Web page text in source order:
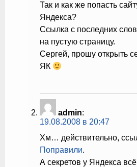
Так и как же попасть
Яндекса?
Ссылка с последних
на пустую страницу.
Сергей, прошу открыть
ЯК
admin:
19.08.2008 в 20:47
Хм… действительно,
Поправили.
А секретов у Яндекса